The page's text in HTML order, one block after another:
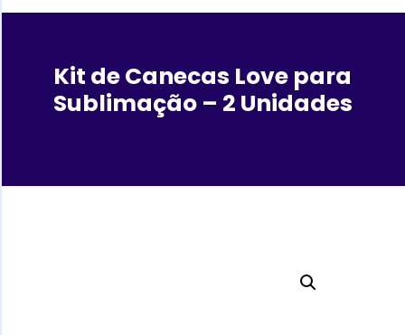
Kit de Canecas Love para
Sublimação – 2 Unidades